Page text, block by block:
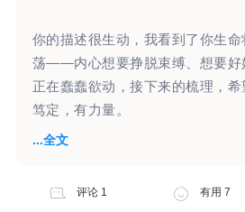
和表达。如果他真的对孩子一点
他无论是怎样的一个状态，有怎样
都不会在意。甚至可能会觉得他
么感情，不管他做什么事都无所谓
身敏感，内心细腻，孩子爸爸选择
不上心，只是你的认为。在孩子心
结果可能会使人一边长期处于压抑
理压力的结果。 这部分需要人能
的安全的空间，尤其是心理层面的
建立一些深度的关系，积累一些
找到适合自己的办法。 第三个层
愧疚的感觉是在人觉得伤害了自己
可能让自己感觉自己很差劲。 理
你的描述很生动，我看到了你生
荡——内心想要挣脱束缚、想要好
正在蠢蠢欲动，接下来的梳理，
笃定，有力量。
童年五六岁左右，我们无时无刻都
...全文
评论 1 有用 7